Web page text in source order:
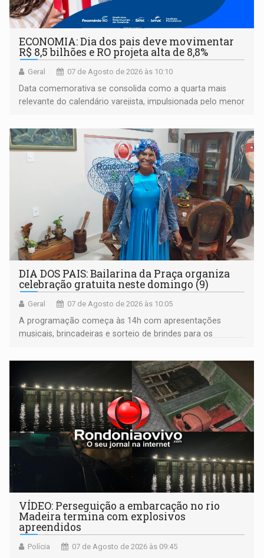
ECONOMIA: Dia dos pais deve movimentar
R$ 8,5 bilhões e RO projeta alta de 8,8%
Geral 07 de Agosto de 2026 às 10:10
Data comemorativa se consolida como a quarta mais
relevante do calendário varejista, impulsionada pelo menor
média do trabalhador
DIA DOS PAIS: Bailarina da Praça organiza
celebração gratuita neste domingo (9)
Geral 07 de Agosto de 2026 às 10:05
A programação começa às 14h com apresentações
musicais, brincadeiras e sorteio de brindes para os
bolo e canto de parabéns dedicado aos pais
VÍDEO: Perseguição a embarcação no rio
Madeira termina com explosivos
apreendidos
Polícia 07 de Agosto de 2026 às 09:45